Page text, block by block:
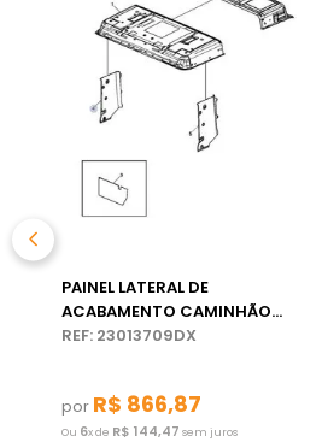
PAINEL LATERAL DE
ACABAMENTO CAMINHÃO
VOLVO
REF: 23013709DX
por R$ 866,87
Ou 6x de R$ 144,47 sem juros